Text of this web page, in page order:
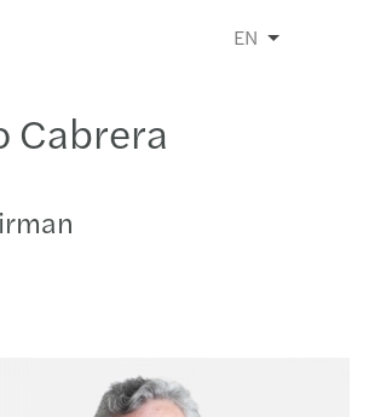
EN
Cabrera